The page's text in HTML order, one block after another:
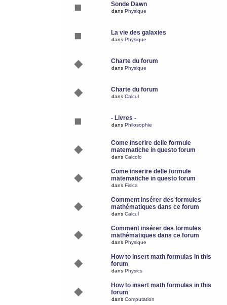
Sonde Dawn
dans Physique
La vie des galaxies
dans Physique
Charte du forum
dans Physique
Charte du forum
dans Calcul
- Livres -
dans Philosophie
Come inserire delle formule
matematiche in questo forum
dans Calcolo
Come inserire delle formule
matematiche in questo forum
dans Fisica
Comment insérer des formules
mathématiques dans ce forum
dans Calcul
Comment insérer des formules
mathématiques dans ce forum
dans Physique
How to insert math formulas in this
forum
dans Physics
How to insert math formulas in this
forum
dans Computation